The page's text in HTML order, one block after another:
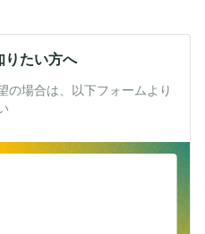
りたい方へ
の場合は、以下フォームより